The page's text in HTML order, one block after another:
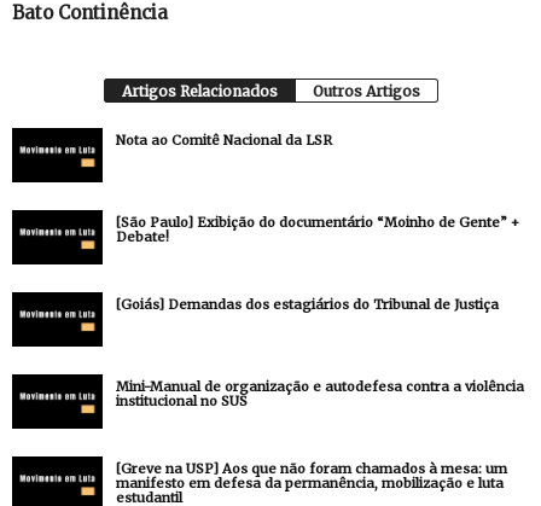
Bato Continência
Artigos Relacionados Outros Artigos
Nota ao Comitê Nacional da LSR
[São Paulo] Exibição do documentário “Moinho de Gente” +
Debate!
[Goiás] Demandas dos estagiários do Tribunal de Justiça
Mini-Manual de organização e autodefesa contra a violência
institucional no SUS
[Greve na USP] Aos que não foram chamados à mesa: um
manifesto em defesa da permanência, mobilização e luta
estudantil